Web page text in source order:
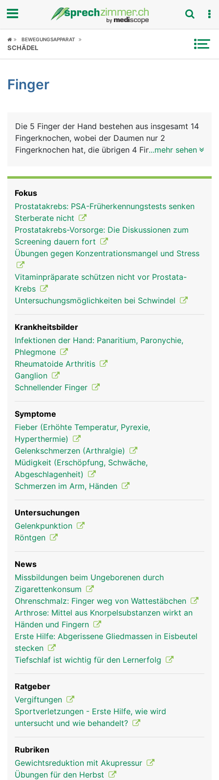
Fokus
Symptome
News
Rubriken
BEWEGUNGSAPPARAT
SCHÄDEL
Finger
Die 5 Finger der Hand bestehen aus insgesamt 14
Fingerknochen, wobei der Daumen nur 2
Fingerknochen hat, die übrigen 4 Finger haben
verbunden sind. Die Endglieder der Finger tragen
die Fingernägel. Die Bewegung der Finger erfolgt
über Sehen und Bänder der Hand- und
Unterarmmuskeln. Nur der Daumen hat einen
eigenen Muskel, den Daumenballen, der ihm einen
grösseren Bewegungsumfang verleiht. Die
Hauptfunktionen der Finger sind Greifen, Tasten
und Fühlen.
...mehr sehen
Fokus
Prostatakrebs: PSA-Früherkennungstests senken
Sterberate nicht
Prostatakrebs-Vorsorge: Die Diskussionen zum
Screening dauern fort
Übungen gegen Konzentrationsmangel und Stress
Vitaminpräparate schützen nicht vor Prostata-
Krebs
Untersuchungsmöglichkeiten bei Schwindel
Krankheitsbilder
Infektionen der Hand: Panaritium, Paronychie,
Phlegmone
Rheumatoide Arthritis
Ganglion
Schnellender Finger
Symptome
Fieber (Erhöhte Temperatur, Pyrexie,
Hyperthermie)
Gelenkschmerzen (Arthralgie)
Müdigkeit (Erschöpfung, Schwäche,
Abgeschlagenheit)
Schmerzen im Arm, Händen
Untersuchungen
Gelenkpunktion
Röntgen
News
Missbildungen beim Ungeborenen durch
Zigarettenkonsum
Ohrenschmalz: Finger weg von Wattestäbchen
Arthrose: Mittel aus Knorpelsubstanzen wirkt an
Händen und Fingern
Erste Hilfe: Abgerissene Gliedmassen in Eisbeutel
stecken
Tiefschlaf ist wichtig für den Lernerfolg
Ratgeber
Vergiftungen
Sportverletzungen - Erste Hilfe, wie wird
untersucht und wie behandelt?
Rubriken
Gewichtsreduktion mit Akupressur
Übungen für den Herbst